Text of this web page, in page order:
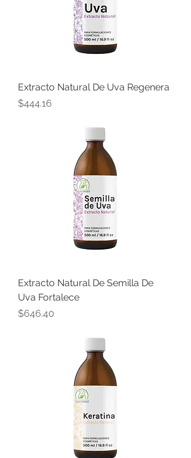
Extracto Natural De Uva Regenera
Precio
$444.16
Extracto Natural De Semilla De
Uva Fortalece
Precio
$646.40